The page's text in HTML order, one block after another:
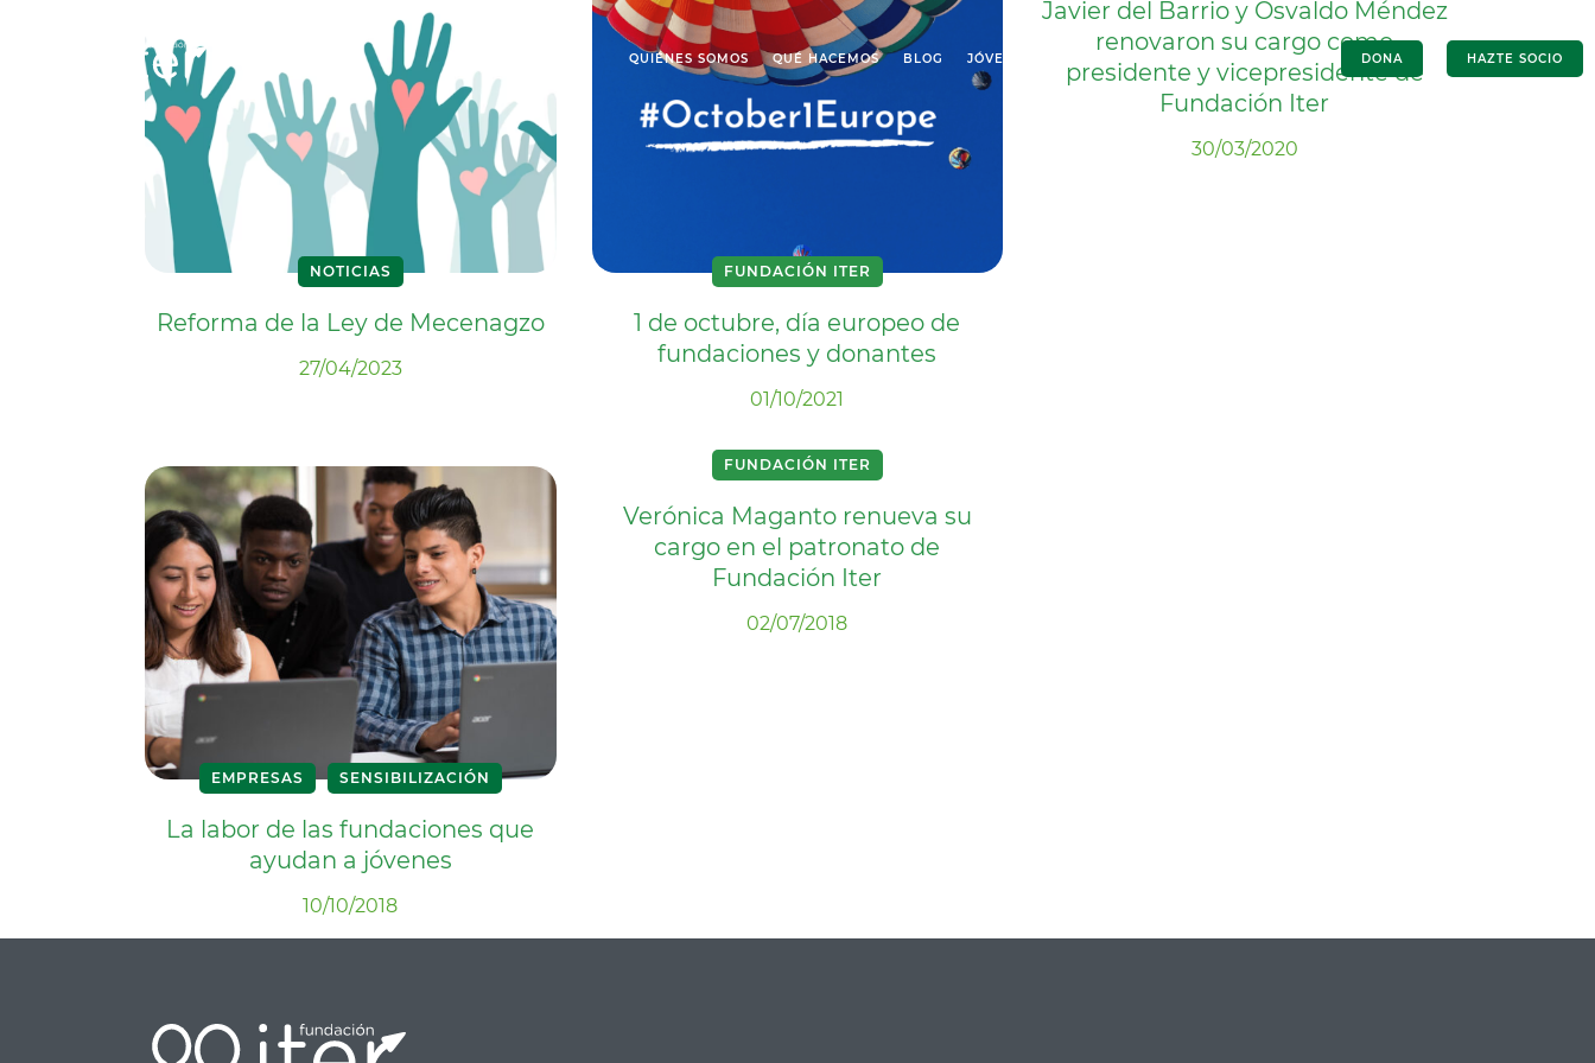
QUIÉNES SOMOS QUÉ HACEMOS BLOG JÓVENES ITER DONA HAZTE SOCIO
NOTICIAS
Reforma de la Ley de Mecenagzo
27/04/2023
FUNDACIÓN ITER
1 de octubre, día europeo de
fundaciones y donantes
01/10/2021
Javier del Barrio y Osvaldo Méndez
renovaron su cargo como
presidente y vicepresidente de
Fundación Iter
30/03/2020
EMPRESAS SENSIBILIZACIÓN
La labor de las fundaciones que
ayudan a jóvenes
10/10/2018
FUNDACIÓN ITER
Verónica Maganto renueva su
cargo en el patronato de
Fundación Iter
02/07/2018